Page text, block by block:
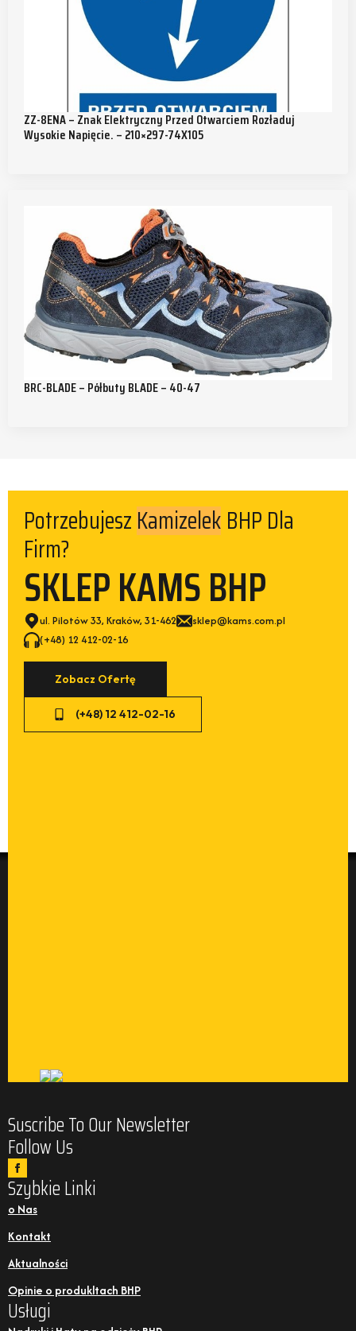
ZZ-8ENA – Znak Elektryczny Przed Otwarciem Rozładuj
Wysokie Napięcie. – 210×297-74X105
BRC-BLADE – Półbuty BLADE – 40-47
PotrzebujeszKamizelekBHP Dla
Firm?
SKLEP KAMS BHP
ul. Pilotów 33, Kraków, 31-462
sklep@kams.com.pl
(+48) 12 412-02-16
Zobacz Ofertę
(+48) 12 412-02-16
Suscribe To Our Newsletter
Follow Us
Szybkie Linki
o Nas
Kontakt
Aktualności
Opinie o produkltach BHP
Usługi